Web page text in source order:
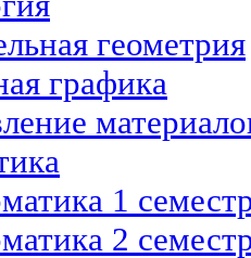
геометрия
графика
1
2